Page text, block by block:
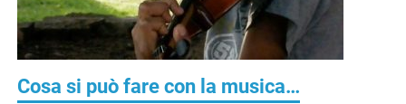
Cosa si può fare con la musica…